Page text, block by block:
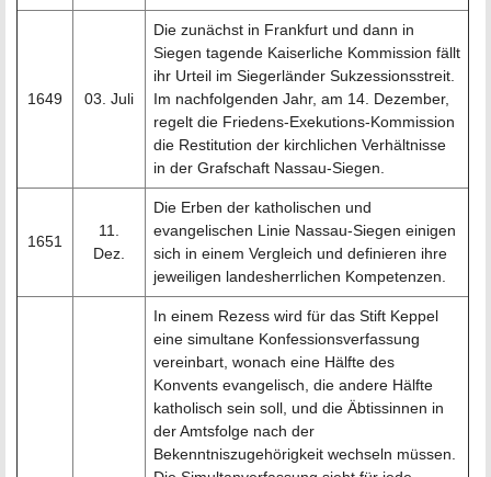
1649 03. Juli
Die zunächst in Frankfurt und dann in
Siegen tagende Kaiserliche Kommission fällt
ihr Urteil im Siegerländer Sukzessionsstreit.
Im nachfolgenden Jahr, am 14. Dezember,
regelt die Friedens-Exekutions-Kommission
die Restitution der kirchlichen Verhältnisse
in der Grafschaft Nassau-Siegen.
1651
11.
Dez.
Die Erben der katholischen und
evangelischen Linie Nassau-Siegen einigen
sich in einem Vergleich und definieren ihre
jeweiligen landesherrlichen Kompetenzen.
In einem Rezess wird für das Stift Keppel
eine simultane Konfessionsverfassung
vereinbart, wonach eine Hälfte des
Konvents evangelisch, die andere Hälfte
katholisch sein soll, und die Äbtissinnen in
der Amtsfolge nach der
Bekenntniszugehörigkeit wechseln müssen.